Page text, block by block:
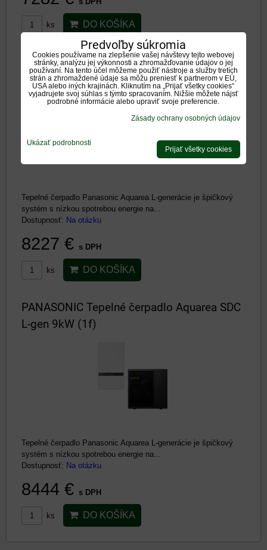
ks DO KOŠÍKA
PANASONIC Tepelné čerpadlo Aquarea SDC
L-gen 7kW (1f)
Tepelné čerpadlo Panasonic Aquarea L-generácie je špičkový
systém s nízkou spotrebou energie na...
Dostupnosť: Na otázku
8227 € s DPH
ks DO KOŠÍKA
PANASONIC Tepelné čerpadlo Aquarea SDC
L-gen 9kW (1f)
Tepelné čerpadlo Panasonic Aquarea L-generácie je špičkový
systém s nízkou spotrebou energie na...
Dostupnosť: Na otázku
8444 € s DPH
ks DO KOŠÍKA
Predvoľby súkromia
Cookies používame na zlepšenie vašej návštevy tejto webovej
stránky, analýzu jej výkonnosti a zhromažďovanie údajov o jej
používaní. Na tento účel môžeme použiť nástroje a služby tretích
strán a zhromaždené údaje sa môžu preniesť k partnerom v EÚ,
USA alebo iných krajinách. Kliknutím na „Prijať všetky cookies“
vyjadrujete svoj súhlas s týmto spracovaním. Nižšie môžete nájsť
podrobné informácie alebo upraviť svoje preferencie.
Zásady ochrany osobných údajov
Ukázať podrobnosti
Prijať všetky cookies